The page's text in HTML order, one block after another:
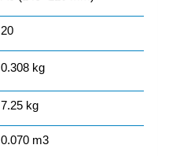
20
0.308 kg
7.25 kg
0.070 m3